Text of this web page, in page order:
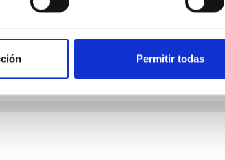
Permitir todas